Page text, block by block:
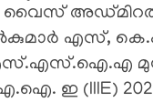
വൈസ് അഡ്മിറൽ
എസ്,
മുൻ
ഇ (IIIE) 2026